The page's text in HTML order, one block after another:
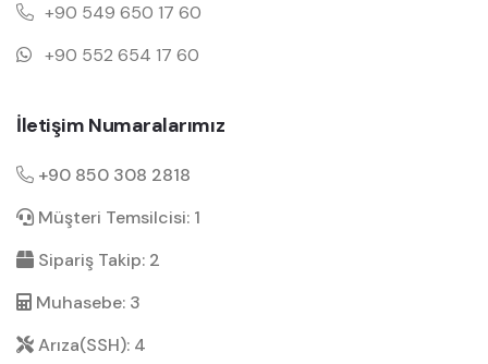
+90 549 650 17 60
+90 552 654 17 60
İletişim Numaralarımız
+90 850 308 2818
Müşteri Temsilcisi: 1
Sipariş Takip: 2
Muhasebe: 3
Arıza(SSH): 4